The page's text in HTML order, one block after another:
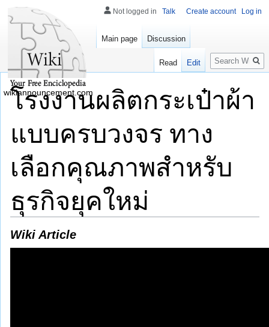
โรงงานผลิตกระเป๋าผ้า
แบบครบวงจร ทาง
เลือกคุณภาพสำหรับ
ธุรกิจยุคใหม่
Wiki Article
Not logged in Talk Create account Log in
Main page Discussion
Read Edit
Search
wikiannouncement.com